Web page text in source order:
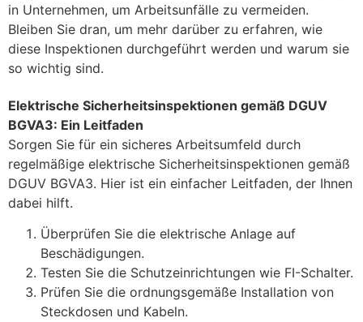
in Unternehmen, um Arbeitsunfälle zu vermeiden.
Bleiben Sie dran, um mehr darüber zu erfahren, wie
diese Inspektionen durchgeführt werden und warum sie
so wichtig sind.
Elektrische Sicherheitsinspektionen gemäß DGUV
BGVA3: Ein Leitfaden
Sorgen Sie für ein sicheres Arbeitsumfeld durch
regelmäßige elektrische Sicherheitsinspektionen gemäß
DGUV BGVA3. Hier ist ein einfacher Leitfaden, der Ihnen
dabei hilft.
Überprüfen Sie die elektrische Anlage auf
Beschädigungen.
Testen Sie die Schutzeinrichtungen wie FI-Schalter.
Prüfen Sie die ordnungsgemäße Installation von
Steckdosen und Kabeln.